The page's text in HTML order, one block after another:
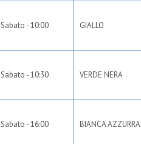
Sabato - 10:00 GIALLO
Sabato - 10:30 VERDE NERA
Sabato - 16:00 BIANCA AZZURRA